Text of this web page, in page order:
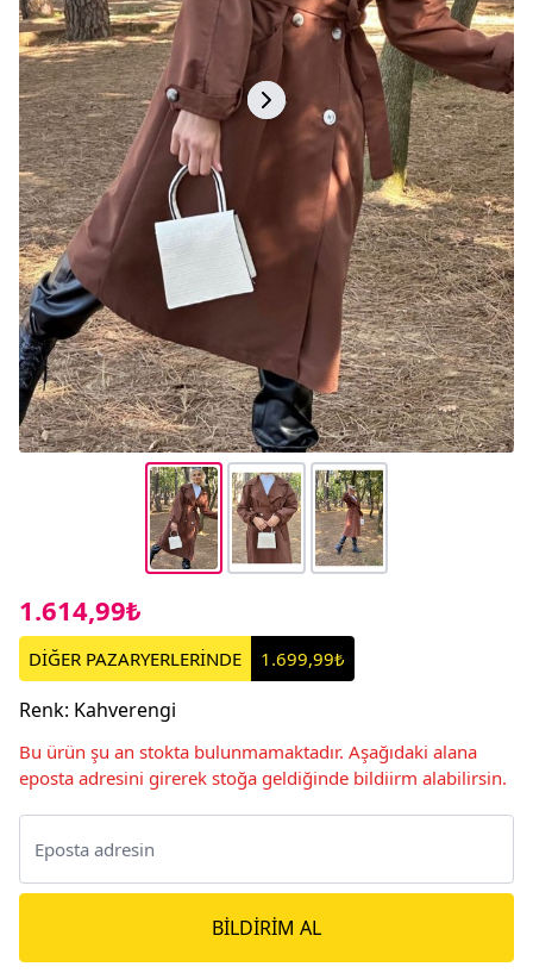
1.614,99₺
DİĞER PAZARYERLERİNDE 1.699,99₺
Renk: Kahverengi
Bu ürün şu an stokta bulunmamaktadır. Aşağıdaki alana
eposta adresini girerek stoğa geldiğinde bildiirm alabilirsin.
BILDIRIM AL